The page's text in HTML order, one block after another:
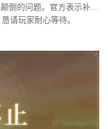
倒的问题。官方表示补丁
请玩家耐心等待。